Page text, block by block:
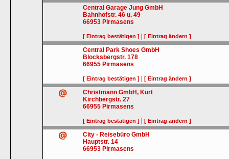
Central Garage Jung GmbH
Bahnhofstr. 46 u. 49
66953 Pirmasens
[ Eintrag bestätigen ] |[ Eintrag ändern ]
Central Park Shoes GmbH
Blocksbergstr. 178
66955 Pirmasens
[ Eintrag bestätigen ] |[ Eintrag ändern ]
Christmann GmbH, Kurt
Kirchbergstr. 27
66955 Pirmasens
[ Eintrag bestätigen ] |[ Eintrag ändern ]
City - Reisebüro GmbH
Hauptstr. 14
66953 Pirmasens